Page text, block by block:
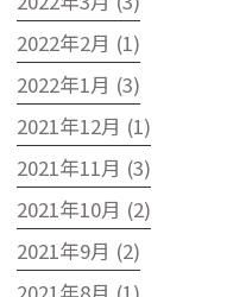
2022年2月 (1)
2022年1月 (3)
2021年12月 (1)
2021年11月 (3)
2021年10月 (2)
2021年9月 (2)